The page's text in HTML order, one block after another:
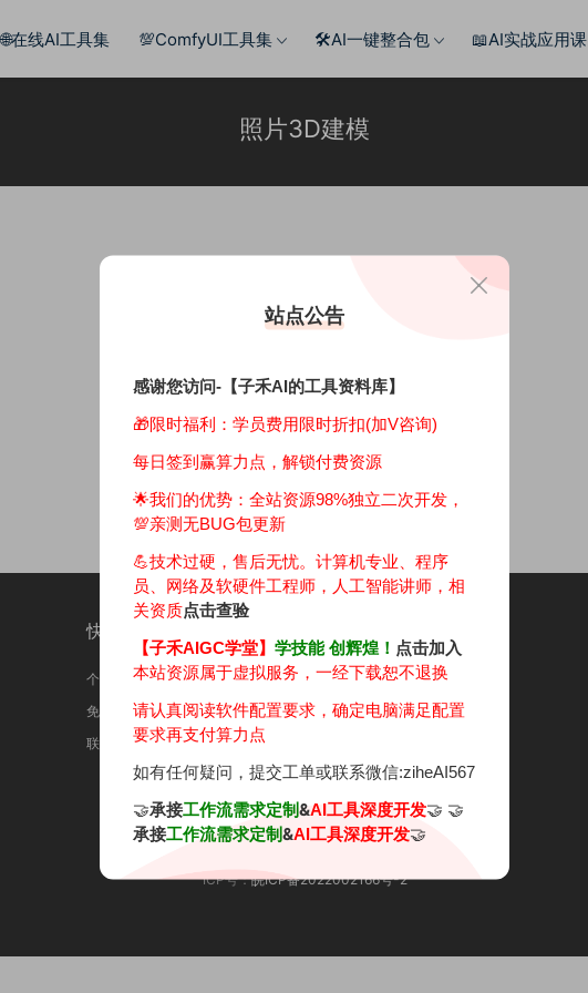
🌐在线AI工具集 💯ComfyUI工具集 🛠️AI一键整合包 📖AI实战应用课
照片3D建模
快速导航
个人中心
免责申明
联系我们
关于我们
加入学堂
学员反馈
ICP号：皖ICP备2022002166号-2
站点公告
感谢您访问-【子禾AI的工具资料库】
🎁限时福利：学员费用限时折扣(加V咨询)
每日签到赢算力点，解锁付费资源
🌟我们的优势： 全站资源98%独立二次开发，
💯亲测无BUG包更新
💪技术过硬，售后无忧。计算机专业、程序
员、网络及软硬件工程师，人工智能讲师，相
关资质点击查验
【子禾AIGC学堂】 学技能 创辉煌！ 点击加入
本站资源属于虚拟服务，一经下载恕不退换
请认真阅读软件配置要求，确定电脑满足配置
要求再支付算力点
如有任何疑问，提交工单或联系微信:ziheAI567
🤝承接工作流需求定制&AI工具深度开发🤝 🤝
承接工作流需求定制&AI工具深度开发🤝